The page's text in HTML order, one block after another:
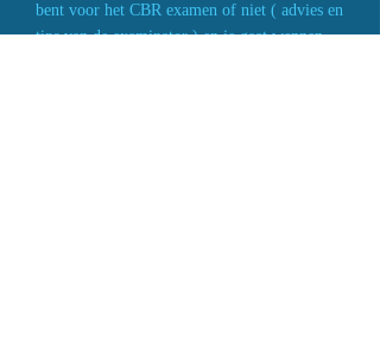
bent voor het CBR examen of niet ( advies en
tips van de examinator ) en je gaat wennen